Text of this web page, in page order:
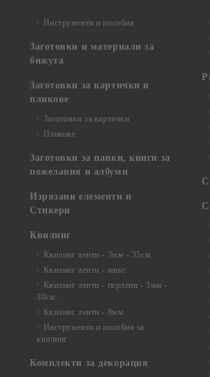
Инструменти и пособия
Заготовки и материали за
бижута
Заготовки за картички и
пликове
Заготовки за картички
Пликове
Заготовки за папки, книги за
пожелания и албуми
Изрязани елементи и
Стикери
Квилинг
Квилинг ленти - 3мм - 35см.
Квилинг ленти - микс
Квилинг ленти - перлени - 3мм -
30см.
Квилинг ленти - 8мм
Инструменти и пособия за
квилинг
Комплекти за декорация